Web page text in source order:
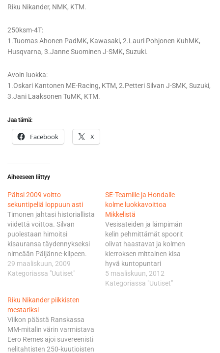
Riku Nikander, NMK, KTM.
250ksm-4T:
1.Tuomas Ahonen PadMK, Kawasaki, 2.Lauri Pohjonen KuhMK,
Husqvarna, 3.Janne Suominen J-SMK, Suzuki.
Avoin luokka:
1.Oskari Kantonen ME-Racing, KTM, 2.Petteri Silvan J-SMK, Suzuki,
3.Jani Laaksonen TuMK, KTM.
Jaa tämä:
Facebook X
Aiheeseen liittyy
Päitsi 2009 voitto
sekuntipeliä loppuun asti
Timonen jahtasi historiallista
viidettä voittoa. Silvan
puolestaan himoitsi
kisauransa täydennykseksi
nimeään Päijänne-kilpeen.
Jännittävän sekuntitaistelun
tuloksena Timonen sai
perättäisen Päijänteen
ympäriajon voiton.
Seutulasta MK 27 Timonen
lähti kohti Laakson kentän
viimeistä
29 maaliskuun, 2009
Kategoriassa "Uutiset"
SE-Teamille ja Hondalle
kolme luokkavoittoa
Mikkelistä
Vesisateiden ja lämpimän
kelin pehmittämät spoorit
olivat haastavat ja kolmen
kierroksen mittainen kisa
hyvä kuntopuntari
kuukauden päästä ajettavaa
Päijänteen Ympäriajoa
5 maaliskuun, 2012
Kategoriassa "Uutiset"
Riku Nikander piikkisten
mestariksi
Viikon päästä Ranskassa
MM-mitalin värin varmistava
Eero Remes ajoi suvereenisti
nelitahtisten 250-kuutioisten